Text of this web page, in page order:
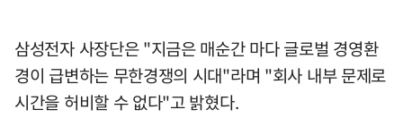
삼성전자 사장단은 "지금은 매순간 마다 글로벌 경영환
경이 급변하는 무한경쟁의 시대"라며 "회사 내부 문제로
시간을 허비할 수 없다"고 밝혔다.